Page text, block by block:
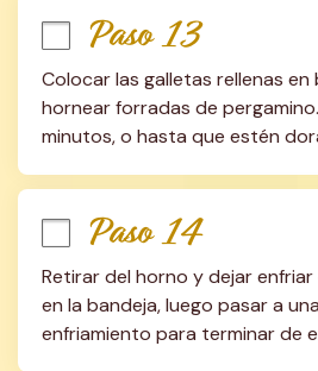
Paso 13
Colocar las galletas rellenas en
hornear forradas de
minutos, o hasta que estén
Paso 14
Retirar del horno y dejar
en la bandeja, luego pasar a
enfriamiento para terminar de